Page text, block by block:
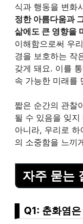
식과 행동을 변화
정한 아름다움과
삶에도 큰 영향을
이해함으로써 우
경을 보호하는 작
갖게 돼요. 이를
속 가능한 미래를
짧은 순간의 관찰
될 수 있음을 잊지
아니라, 우리로
의 소중함을 느끼
자주 묻는
Q1: 춘화염